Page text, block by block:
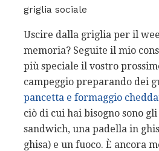
griglia sociale
Uscire dalla griglia per il
memoria? Seguite il mio
più speciale il vostro
campeggio preparando dei
pancetta e formaggio
ciò di cui hai bisogno sono
sandwich, una padella in
ghisa) e un fuoco. È ancora